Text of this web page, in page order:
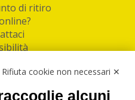
di ritiro
Rifiuta cookie non necessari ✕
alcuni